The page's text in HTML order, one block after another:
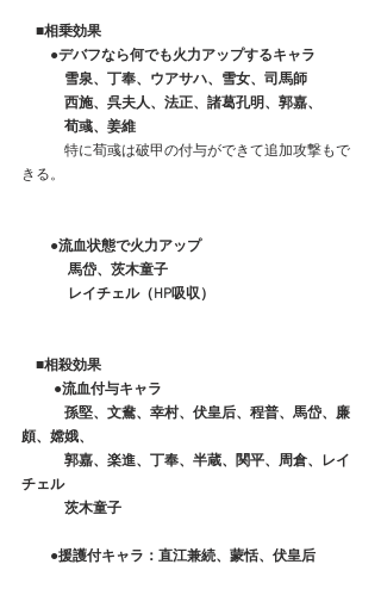
■相乗効果
●デバフなら何でも火力アップするキャラ
雪泉、丁奉、ウアサハ、雪女、司馬師
西施、呉夫人、法正、諸葛孔明、郭嘉、
荀彧、姜維
特に荀彧は破甲の付与ができて追加攻撃もで
きる。
●流血状態で火力アップ
馬岱、茨木童子
レイチェル（HP吸収）
■相殺効果
●流血付与キャラ
孫堅、文鴦、幸村、伏皇后、程普、馬岱、廉
頗、嫦娥、
郭嘉、楽進、丁奉、半蔵、関平、周倉、レイ
チェル
茨木童子
●援護付キャラ：直江兼続、蒙恬、伏皇后